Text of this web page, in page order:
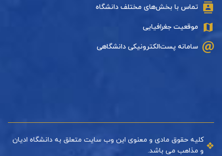
تماس با بخش‌های مختلف دانشگاه
موقعیت جغرافیایی
سامانه پست‌الکترونیکی دانشگاهی
کلیه حقوق مادی و معنوی این وب سایت متعلق به دانشگاه ادیان
و مذاهب می باشد.